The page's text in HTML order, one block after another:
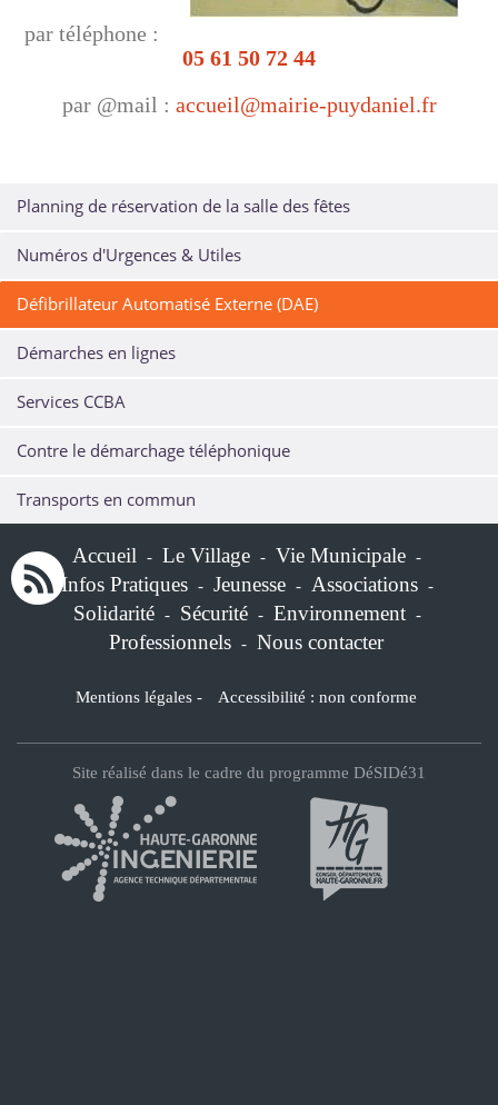
par téléphone :
05 61 50 72 44
par @mail : accueil@mairie-puydaniel.fr
Planning de réservation de la salle des fêtes
Numéros d'Urgences & Utiles
Défibrillateur Automatisé Externe (DAE)
Démarches en lignes
Services CCBA
Contre le démarchage téléphonique
Transports en commun
Accueil - Le Village - Vie Municipale -
Infos Pratiques - Jeunesse - Associations -
Solidarité - Sécurité - Environnement -
Professionnels - Nous contacter
Mentions légales - Accessibilité : non conforme
Site réalisé dans le cadre du programme DéSIDé31